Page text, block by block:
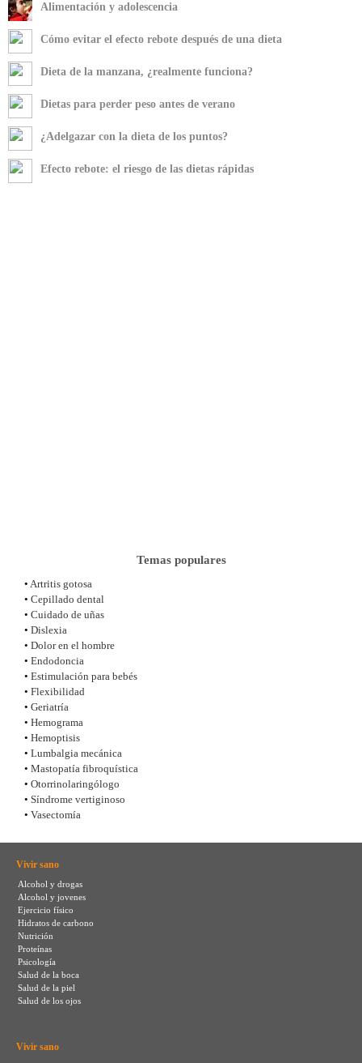
Alimentación y adolescencia
Cómo evitar el efecto rebote después de una dieta
Dieta de la manzana, ¿realmente funciona?
Dietas para perder peso antes de verano
¿Adelgazar con la dieta de los puntos?
Efecto rebote: el riesgo de las dietas rápidas
Temas populares
• Artritis gotosa
• Cepillado dental
• Cuidado de uñas
• Dislexia
• Dolor en el hombre
• Endodoncia
• Estimulación para bebés
• Flexibilidad
• Geriatría
• Hemograma
• Hemoptisis
• Lumbalgia mecánica
• Mastopatía fibroquística
• Otorrinolaringólogo
• Síndrome vertiginoso
• Vasectomía
Vivir sano
Alcohol y drogas
Alcohol y jovenes
Ejercicio físico
Hidratos de carbono
Nutrición
Proteínas
Psicología
Salud de la boca
Salud de la piel
Salud de los ojos
Vivir sano